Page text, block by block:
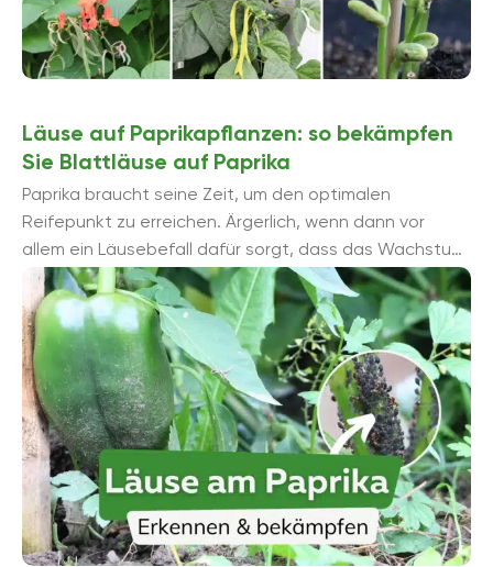
Läuse auf Paprikapflanzen: so bekämpfen
Sie Blattläuse auf Paprika
Paprika braucht seine Zeit, um den optimalen
Reifepunkt zu erreichen. Ärgerlich, wenn dann vor
allem ein Läusebefall dafür sorgt, dass das Wachstum
gehemmt wird oder die Paprikapflanzen eingehen. ...